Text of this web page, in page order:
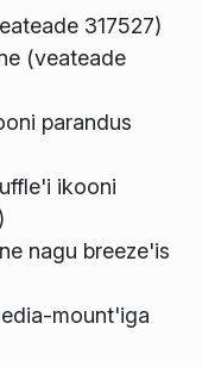
317527)
(veateade
parandus
ikooni
nagu breeze'is
mount'iga